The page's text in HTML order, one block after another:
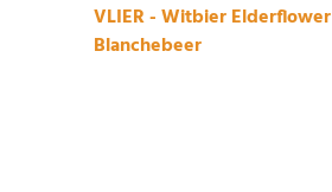
VLIER - Witbier Elderflower
Blanchebeer